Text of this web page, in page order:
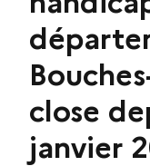
close
janvier